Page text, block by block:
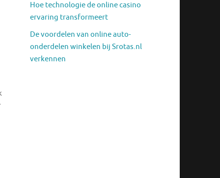
Hoe technologie de online casino
ervaring transformeert
De voordelen van online auto-
onderdelen winkelen bij Srotas.nl
verkennen